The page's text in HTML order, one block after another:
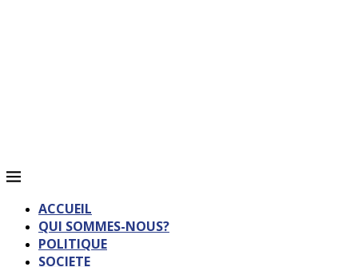
ACCUEIL
QUI SOMMES-NOUS?
POLITIQUE
SOCIETE